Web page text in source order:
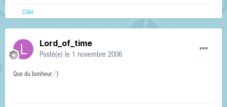
Citer
Lord_of_time
Posté(e) le 1 novembre 2006
Que du bonheur :')